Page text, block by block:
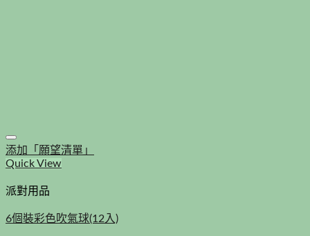
添加「願望清單」
Quick View
派對用品
6個裝彩色吹氣球(12入)